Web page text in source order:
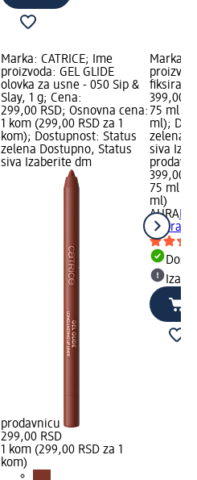
Marka: CATRICE; Ime
proizvoda: GEL GLIDE
olovka za usne - 050 Sip &
Slay, 1 g; Cena:
299,00 RSD; Osnovna cena:
1 kom (299,00 RSD za 1
kom); Dostupnost: Status
zelena Dostupno, Status
siva Izaberite dm
prodavnicu
299,00 RSD
1 kom (299,00 RSD za 1
kom)
Marka:
399,00
75 ml
ml);
zelena
siva
399,00
75 ml
ml)
AURA